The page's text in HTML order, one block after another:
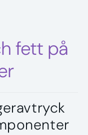
fett på